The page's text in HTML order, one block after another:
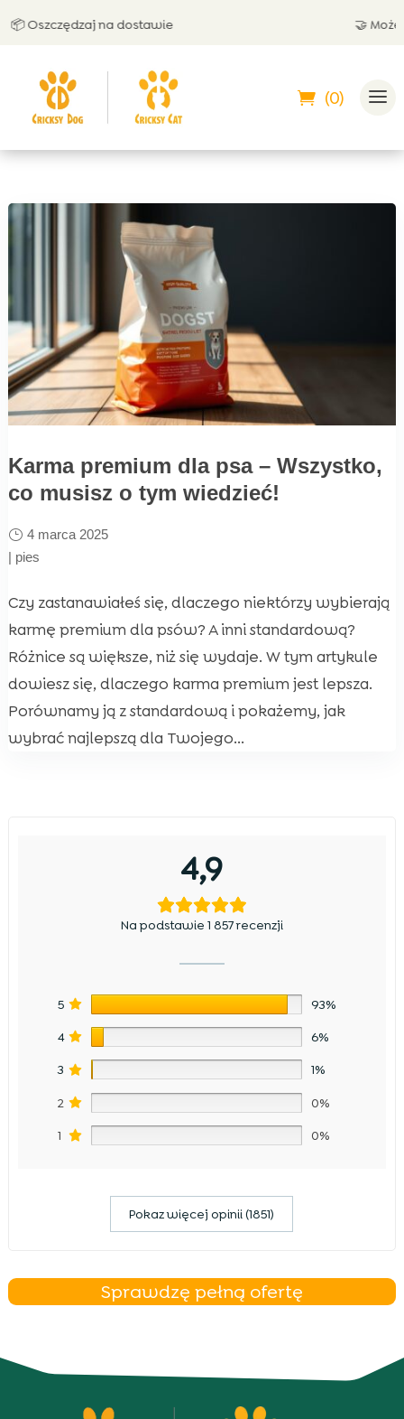
Oszczędzaj na dostawie 🤝 Możesz
(0)
Karma premium dla psa – Wszystko,
co musisz o tym wiedzieć!
4 marca 2025
| pies
Czy zastanawiałeś się, dlaczego niektórzy wybierają
karmę premium dla psów? A inni standardową?
Różnice są większe, niż się wydaje. W tym artykule
dowiesz się, dlaczego karma premium jest lepsza.
Porównamy ją z standardową i pokażemy, jak
wybrać najlepszą dla Twojego...
4,9
Na podstawie 1 857 recenzji
5 93%
4 6%
3 1%
2 0%
1 0%
Pokaz więcej opinii (1851)
Sprawdzę pełną ofertę